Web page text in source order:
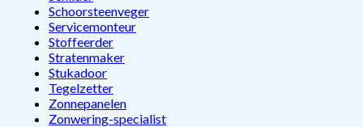
Schoorsteenveger
Servicemonteur
Stoffeerder
Stratenmaker
Stukadoor
Tegelzetter
Zonnepanelen
Zonwering-specialist